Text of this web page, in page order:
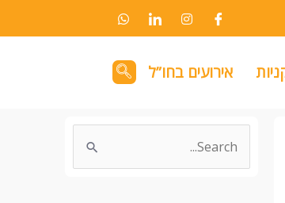
אירועים בחו”ל
Search
for: